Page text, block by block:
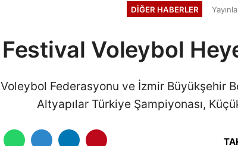
DIĞER HABERLER
Festival Voleybol
Federasyonu ve İzmir Büyükşehir
Altyapılar Türkiye Şampiyonası,